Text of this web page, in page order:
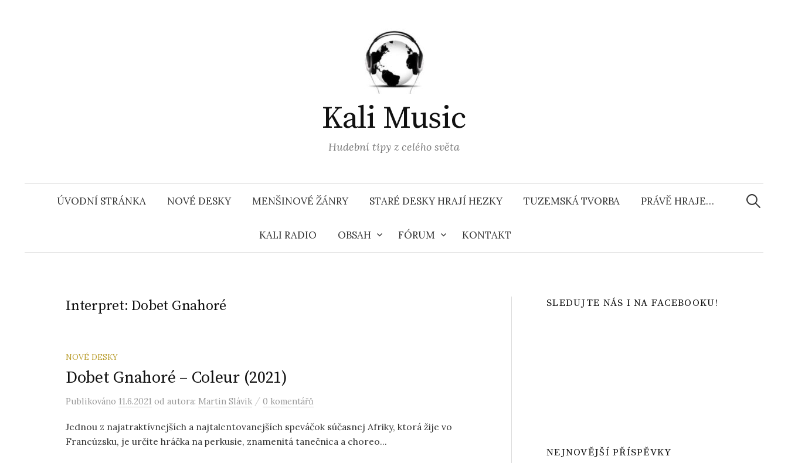
Kali Music
Hudební tipy z celého světa
ÚVODNÍ STRÁNKA NOVÉ DESKY MENŠINOVÉ ŽÁNRY STARÉ DESKY HRAJÍ HEZKY TUZEMSKÁ TVORBA PRÁVĚ HRAJE…
KALI RADIO OBSAH FÓRUM KONTAKT
Interpret: Dobet Gnahoré
NOVÉ DESKY
Dobet Gnahoré – Coleur (2021)
Publikováno 11.6.2021 od autora: Martin Slávik / 0 komentářů
Jednou z najatraktívnejších a najtalentovanejších speváčok súčasnej Afriky, ktorá žije vo
Francúzsku, je určite hráčka na perkusie, znamenitá tanečnica a choreo...
SLEDUJTE NÁS I NA FACEBOOKU!
NEJNOVĚJŠÍ PŘÍSPĚVKY